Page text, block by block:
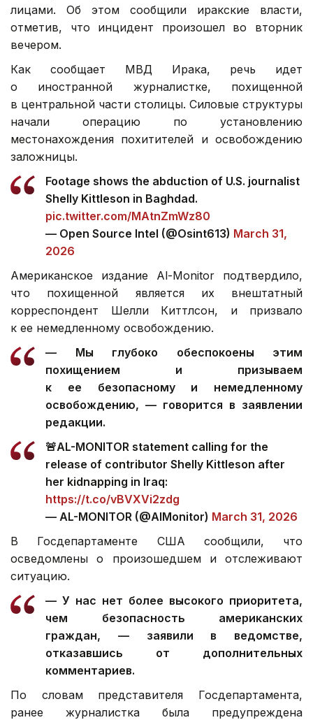
лицами. Об этом сообщили иракские власти,
отметив, что инцидент произошел во вторник
вечером.
Как сообщает МВД Ирака, речь идет
о иностранной журналистке, похищенной
в центральной части столицы. Силовые структуры
начали операцию по установлению
местонахождения похитителей и освобождению
заложницы.
Footage shows the abduction of U.S. journalist
Shelly Kittleson in Baghdad.
pic.twitter.com/MAtnZmWz80
— Open Source Intel (@Osint613) March 31,
2026
Американское издание Al-Monitor подтвердило,
что похищенной является их внештатный
корреспондент Шелли Киттлсон, и призвало
к ее немедленному освобождению.
— Мы глубоко обеспокоены этим
похищением и призываем
к ее безопасному и немедленному
освобождению, — говорится в заявлении
редакции.
🚨AL-MONITOR statement calling for the
release of contributor Shelly Kittleson after
her kidnapping in Iraq:
https://t.co/vBVXVi2zdg
— AL-MONITOR (@AlMonitor) March 31, 2026
В Госдепартаменте США сообщили, что
осведомлены о произошедшем и отслеживают
ситуацию.
— У нас нет более высокого приоритета,
чем безопасность американских
граждан, — заявили в ведомстве,
отказавшись от дополнительных
комментариев.
По словам представителя Госдепартамента,
ранее журналистка была предупреждена